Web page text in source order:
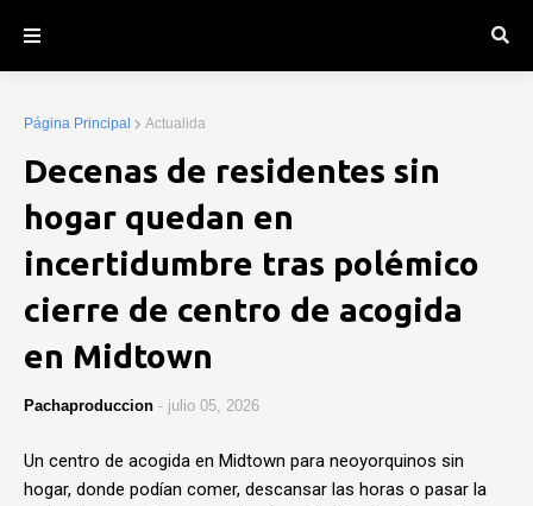
Página Principal Actualida
Decenas de residentes sin
hogar quedan en
incertidumbre tras polémico
cierre de centro de acogida
en Midtown
Pachaproduccion - julio 05, 2026
Un centro de acogida en Midtown para neoyorquinos sin
hogar, donde podían comer, descansar las horas o pasar la